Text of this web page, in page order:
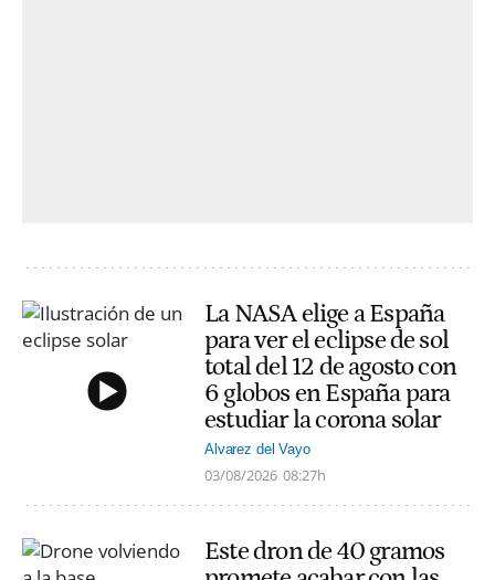
La NASA elige a España
para ver el eclipse de sol
total del 12 de agosto con
6 globos en España para
estudiar la corona solar
Alvarez del Vayo
03/08/2026 08:27h
Este dron de 40 gramos